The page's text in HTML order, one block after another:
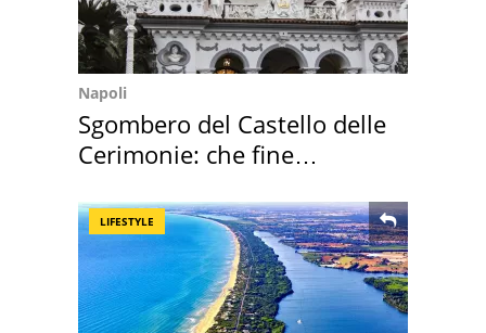
Napoli
Sgombero del Castello delle
Cerimonie: che fine
LIFESTYLE